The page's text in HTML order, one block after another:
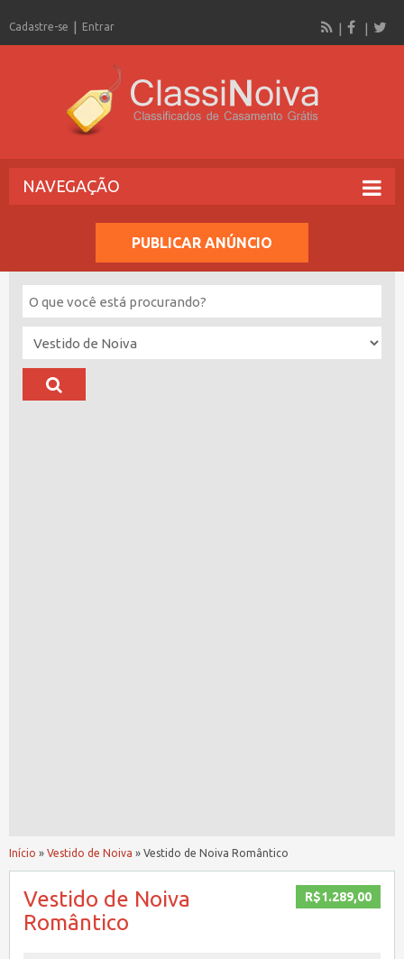
Cadastre-se Entrar
NAVEGAÇÃO
PUBLICAR ANÚNCIO
Início » Vestido de Noiva » Vestido de Noiva Romântico
R$1.289,00
Vestido de Noiva
Romântico